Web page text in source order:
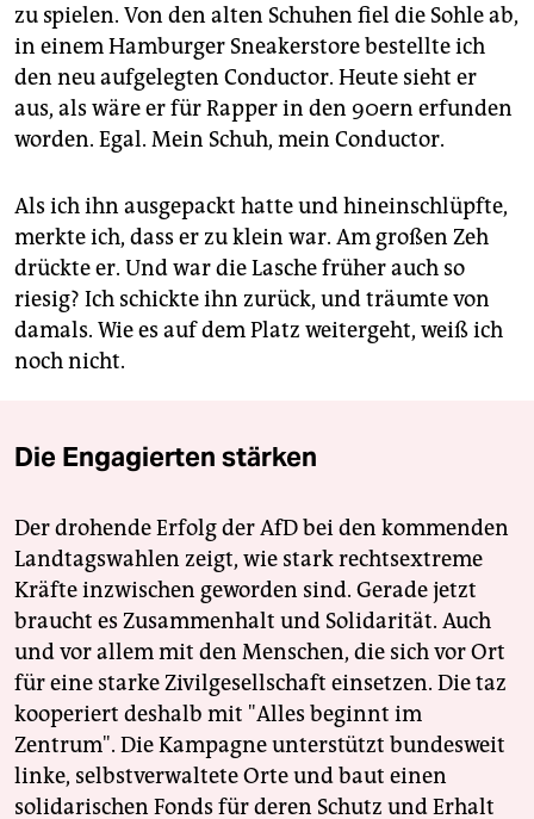
zu spielen. Von den alten Schuhen fiel die Sohle ab,
in einem Hamburger Sneaker­store bestellte ich
den neu aufgelegten Conductor. Heute sieht er
aus, als wäre er für Rapper in den 90ern erfunden
worden. Egal. Mein Schuh, mein Conductor.
Als ich ihn ausgepackt hatte und hineinschlüpfte,
merkte ich, dass er zu klein war. Am großen Zeh
drückte er. Und war die Lasche früher auch so
riesig? Ich schickte ihn zurück, und träumte von
damals. Wie es auf dem Platz weitergeht, weiß ich
noch nicht.
Die Engagierten stärken
Der drohende Erfolg der AfD bei den kommenden
Landtagswahlen zeigt, wie stark rechtsextreme
Kräfte inzwischen geworden sind. Gerade jetzt
braucht es Zusammenhalt und Solidarität. Auch
und vor allem mit den Menschen, die sich vor Ort
für eine starke Zivilgesellschaft einsetzen. Die taz
kooperiert deshalb mit "Alles beginnt im
Zentrum". Die Kampagne unterstützt bundesweit
linke, selbstverwaltete Orte und baut einen
solidarischen Fonds für deren Schutz und Erhalt